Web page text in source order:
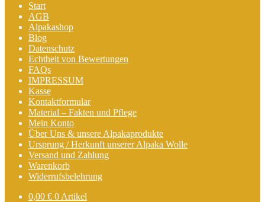
Start
AGB
Alpakashop
Blog
Datenschutz
Echtheit von Bewertungen
FAQs
IMPRESSUM
Kasse
Kontaktformular
Material – Fakten und Pflege
Mein Konto
Über Uns & unsere Alpakaprodukte
Ursprung / Herkunft unserer Alpaka Wolle
Versand und Zahlung
Warenkorb
Widerrufsbelehrung
0,00 € 0 Artikel